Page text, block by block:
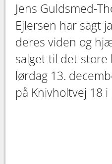
Jens Guldsmed-
Ejlersen har sagt
deres viden og
salget til det
lørdag 13.
på Knivholtvej 18